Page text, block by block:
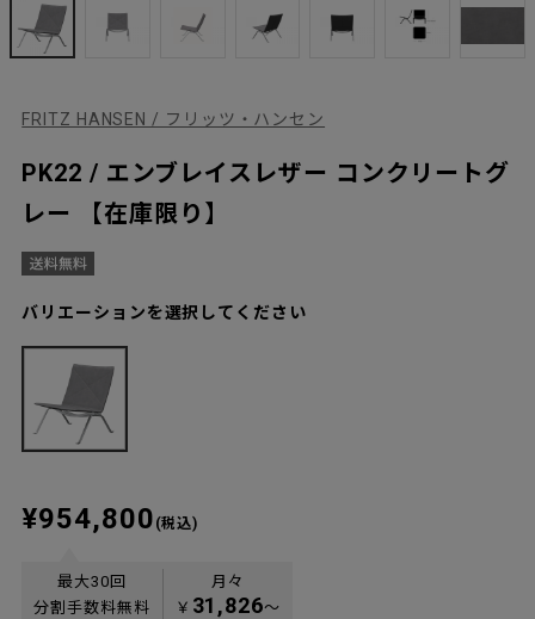
FRITZ HANSEN / フリッツ・ハンセン
PK22 / エンブレイスレザー コンクリートグ
レー 【在庫限り】
バリエーションを選択してください
¥954,800 (税込)
最大30回
分割手数料無料
月々
￥ 31,826〜